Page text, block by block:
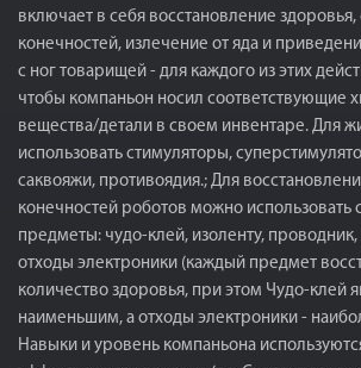
включает в себя восстановление здоровья,
конечностей, излечение от яда и
с ног товарищей - для каждого из этих
чтобы компаньон носил соответствующие
вещества/детали в своем инвентаре. Для
использовать стимуляторы,
саквояжи, противоядия.; Для
конечностей роботов можно
предметы: чудо-клей, изоленту,
отходы электроники (каждый предмет
количество здоровья, при этом Чудо-клей
наименьшим, а отходы электроники -
Навыки и уровень компаньона